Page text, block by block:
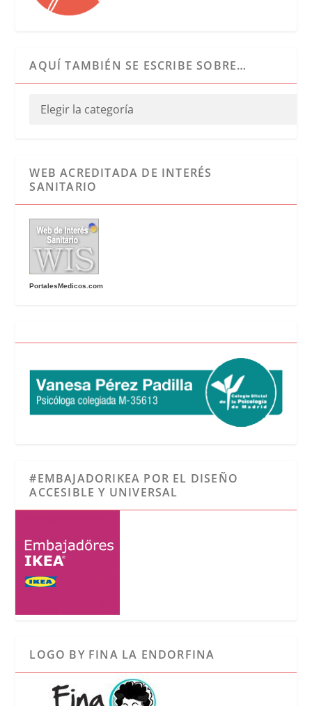
AQUÍ TAMBIÉN SE ESCRIBE SOBRE…
WEB ACREDITADA DE INTERÉS
SANITARIO
PortalesMedicos.com
#EMBAJADORIKEA POR EL DISEÑO
ACCESIBLE Y UNIVERSAL
LOGO BY FINA LA ENDORFINA